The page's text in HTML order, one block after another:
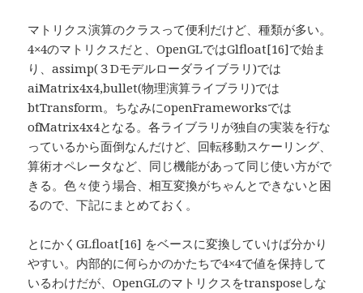
マトリクス演算のクラスって便利だけど、種類が多い。
4×4のマトリクスだと、OpenGLではGlfloat[16]で始ま
り、assimp(３Dモデルローダライブラリ)では
aiMatrix4x4,bullet(物理演算ライブラリ)では
btTransform。ちなみにopenFrameworksでは
ofMatrix4x4となる。各ライブラリが独自の実装を行な
っているから面倒なんだけど、回転移動スケーリング、
算術オペレータなど、同じ機能があって同じ使い方がで
きる。色々使う場合、相互変換がちゃんとできないと困
るので、下記にまとめておく。
とにかくGLfloat[16] をベースに変換していけば分かり
やすい。内部的に何らかのかたちで4×4で値を保持して
いるわけだが、OpenGLのマトリクスをtransposeしな